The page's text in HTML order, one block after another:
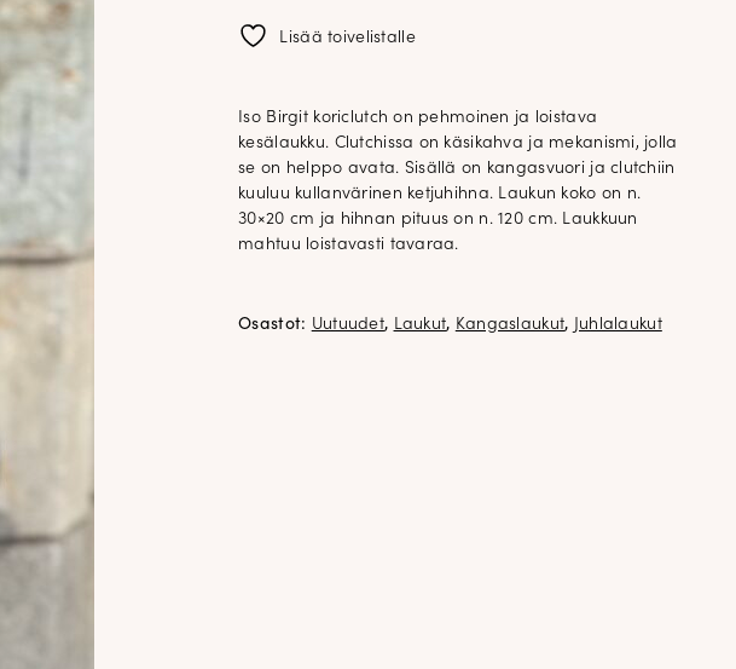
Lisää toivelistalle
Iso Birgit koriclutch on pehmoinen ja loistava
kesälaukku. Clutchissa on käsikahva ja mekanismi, jolla
se on helppo avata. Sisällä on kangasvuori ja clutchiin
kuuluu kullanvärinen ketjuhihna. Laukun koko on n.
30×20 cm ja hihnan pituus on n. 120 cm. Laukkuun
mahtuu loistavasti tavaraa.
Osastot: Uutuudet, Laukut, Kangaslaukut, Juhlalaukut